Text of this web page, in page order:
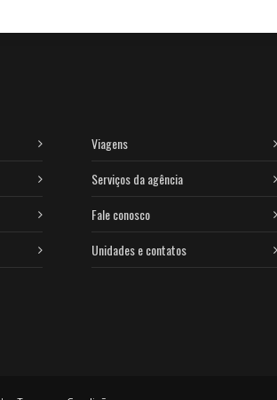
Viagens
Serviços da agência
Fale conosco
Unidades e contatos